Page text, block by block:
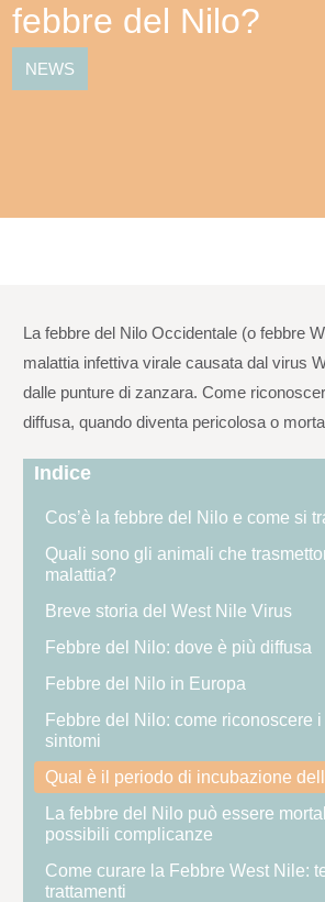
febbre del Nilo?
NEWS
La febbre del Nilo Occidentale (o febbre
malattia infettiva virale causata dal virus
dalle punture di zanzara. Come
diffusa, quando diventa pericolosa o
Indice
Cos’è la febbre del Nilo e come si
Quali sono gli animali che
malattia?
Breve storia del West Nile Virus
Febbre del Nilo: dove è più diffusa
Febbre del Nilo in Europa
Febbre del Nilo: come riconoscere
sintomi
Qual è il periodo di incubazione
La febbre del Nilo può essere
possibili complicanze
Come curare la Febbre West Nile:
trattamenti